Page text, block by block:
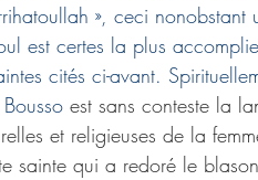
», ceci
est certes la plus
cités ci-avant.
est sans conteste la
et religieuses de la
sainte qui a redoré le